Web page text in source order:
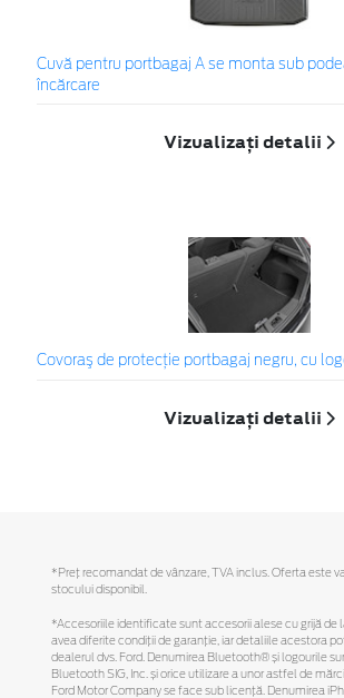
Cuvă pentru portbagaj A se monta sub
încărcare
Vizualizați detalii
Covoraş de protecţie portbagaj negru, cu
Vizualizați detalii
*Preţ recomandat de vânzare, TVA inclus. Oferta este
stocului disponibil.
*Accesoriile identificate sunt accesorii alese cu grijă de
avea diferite condiții de garanție, iar detaliile acestora
dealerul dvs. Ford. Denumirea Bluetooth® și logourile
Bluetooth SIG, Inc. și orice utilizare a unor astfel de
Ford Motor Company se face sub licență. Denumirea